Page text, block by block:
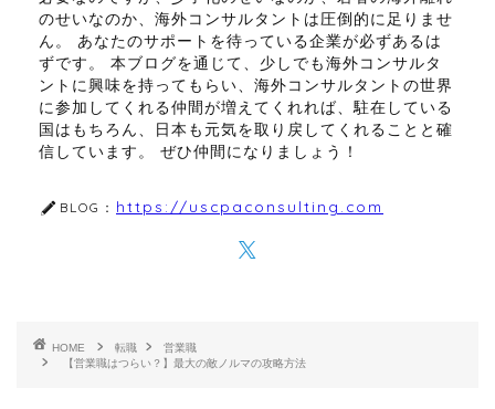
のせいなのか、海外コンサルタントは圧倒的に足りませ
ん。 あなたのサポートを待っている企業が必ずあるは
ずです。 本ブログを通じて、少しでも海外コンサルタ
ントに興味を持ってもらい、海外コンサルタントの世界
に参加してくれる仲間が増えてくれれば、駐在している
国はもちろん、日本も元気を取り戻してくれることと確
信しています。 ぜひ仲間になりましょう！
BLOG： https://uscpaconsulting.com
HOME 転職
営業職
【営業職はつらい？】最大の敵ノルマの攻略方法